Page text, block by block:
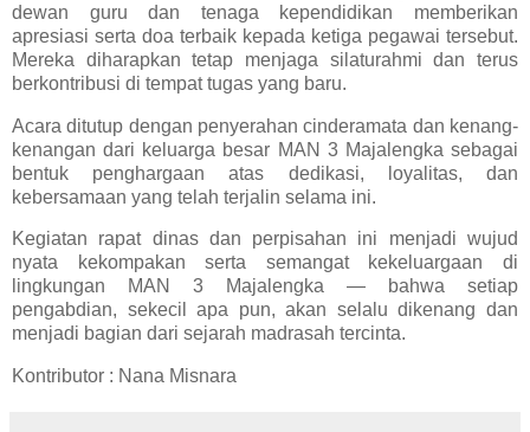
dewan guru dan tenaga kependidikan memberikan
apresiasi serta doa terbaik kepada ketiga pegawai tersebut.
Mereka diharapkan tetap menjaga silaturahmi dan terus
berkontribusi di tempat tugas yang baru.
Acara ditutup dengan penyerahancinderamata dan kenang-
kenangan dari keluarga besar MAN 3 Majalengka sebagai
bentuk penghargaan atas dedikasi, loyalitas, dan
kebersamaan yang telah terjalin selama ini.
Kegiatan rapat dinas dan perpisahan ini menjadi wujud
nyata kekompakan serta semangat kekeluargaan di
lingkungan MAN 3 Majalengka — bahwa setiap
pengabdian, sekecil apa pun, akan selalu dikenang dan
menjadi bagian dari sejarah madrasah tercinta.
Kontributor : Nana Misnara